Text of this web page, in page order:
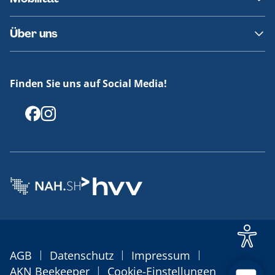
Fundsachen
Häufige Fragen
Barrierefreies Reisen
Erklärung Barrierefreiheit
Über uns
Offenlegungen
Finden Sie uns auf Social Media!
AGB | Datenschutz | Impressum |
AKN Beekeeper | Cookie-Einstellungen